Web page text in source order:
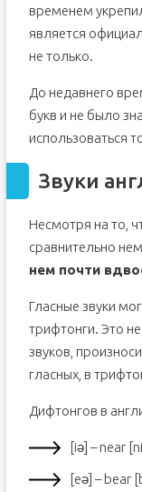
временем
является
не только.
До недавнего
букв и не было
использоваться
Звуки
Несмотря на то,
сравнительно
нем почти
Гласные звуки
трифтонги. Это
звуков,
гласных, в
Дифтонгов в
[iə] – near
[eə] – bear